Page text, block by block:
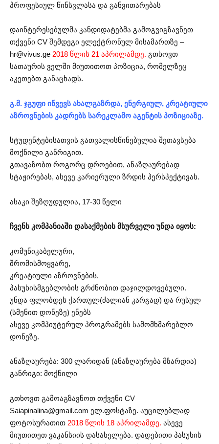
პროფესიულ წინსვლასა და განვითარებას
დაინტერესებულმა კანდიდატებმა გამოგვიგზავნეთ
თქვენი CV შემდეგი ელექტრონულ მისამართზე –
hr@vivus.ge 2018 წლის 21 აპრილამდე. გთხოვთ
სათაურის ველში მიუთითოთ პოზიცია, რომელზეც
აკეთებთ განაცხადს.
გ.მ. ჯგუფი იწვევს ახალგაზრდა, ენერგიულ, კრეატიული
აზროვნების კადრებს სარეკლამო აგენტის პოზიციაზე.
სტუდენტებისათვის გათვალისწინებულია შეთავსება
მოქნილი განრიგით.
გთავაზობთ როგორც დროებით, ანაზღაურებად
სტაჟირებას, ასევე კარიერული ზრდის პერსპექტივას.
ასაკი შეზღუდულია, 17-30 წელი
ჩვენს კომპანიაში დასაქმების მსურველი უნდა იყოს:
კომუნიკაბელური,
შრომისმოყვარე,
კრეატიული აზროვნების,
პასუხისმგებლობის გრძნობით დაჯილდოვებული.
უნდა ფლობდეს ქართულ(ძალიან კარგად) და რუსულ
(სმენით დონეზე) ენებს
ასევე კომპიუტერულ პროგრამებს სამომხმარებლო
დონეზე.
ანაზღაურება: 300 ლარიდან (ანაზღაურება მზარდია)
განრიგი: მოქნილი
გთხოვთ გამოაგზავნოთ თქვენი CV
Saiapinalina@gmail.com ელ.ფოსტაზე. აუცილებლად
ფოტოსურათით 2018 წლის 18 აპრილამდე. ასევე
მიუთითეთ ვაკანსიის დასახელება. დადებითი პასუხის